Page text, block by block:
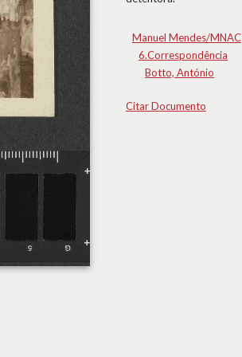
Manuel Mendes/MNAC
6.Correspondência
Botto, António
Citar Documento